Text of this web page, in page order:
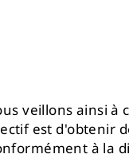
veillons ainsi à
est d'obtenir
à la